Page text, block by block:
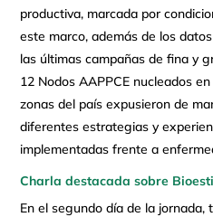
productiva, marcada por
este marco, además de los
las últimas campañas de fina y
12 Nodos AAPPCE nucleados en
zonas del país expusieron de
diferentes estrategias y
implementadas frente a
Charla destacada sobre
En el segundo día de la jornada,